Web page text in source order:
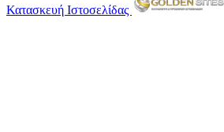
Κατασκευή Ιστοσελίδας